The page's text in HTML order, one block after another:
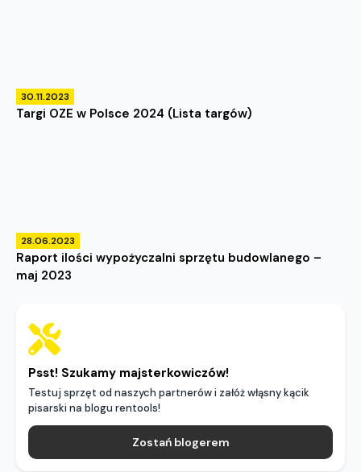
30.11.2023
Targi OZE w Polsce 2024 (Lista targów)
28.06.2023
Raport ilości wypożyczalni sprzętu budowlanego –
maj 2023
Psst! Szukamy majsterkowiczów!
Testuj sprzęt od naszych partnerów i załóż włąsny kącik
pisarski na blogu rentools!
Zostań blogerem